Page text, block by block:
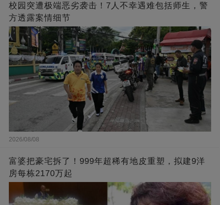
校园突遭极端恶劣袭击！7人不幸遇难包括师生，警
方透露案情细节
2026/08/08
富婆把豪宅拆了！999年超稀有地皮重塑，拟建9洋
房每栋2170万起